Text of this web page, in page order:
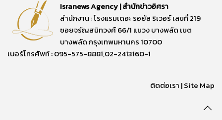
Isranews Agency | สำนักข่าวอิศรา
สำนักงาน : โรงแรมเดอะ รอยัล ริเวอร์ เลขที่ 219
ซอยจรัญสนิทวงศ์ 66/1 แขวง บางพลัด เขต
บางพลัด กรุงเทพมหานคร 10700
เบอร์โทรศัพท์ : 095-575-8881,02-2413160-1
ติดต่อเรา |Site Map